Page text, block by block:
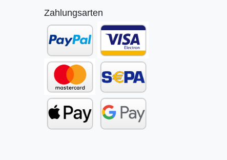
Zahlungsarten